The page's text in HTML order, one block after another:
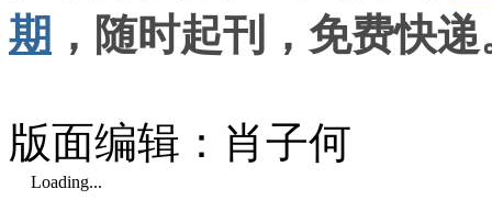
期 ，随时起刊，免费快
版面编辑：肖子何
Loading...